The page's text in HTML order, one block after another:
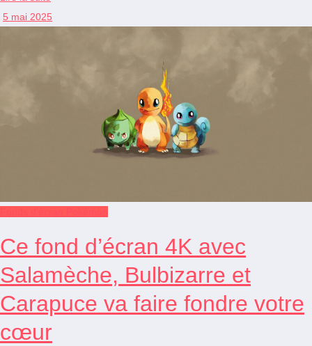
5 mai 2025
Ce fond d’écran 4K avec
Salamèche, Bulbizarre et
Carapuce va faire fondre votre
cœur